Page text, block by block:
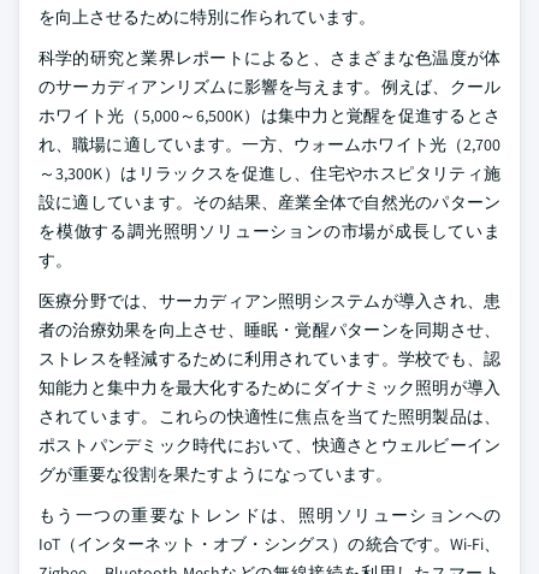
を向上させるために特別に作られています。
科学的研究と業界レポートによると、さまざまな色温度が体
のサーカディアンリズムに影響を与えます。例えば、クール
ホワイト光（5,000～6,500K）は集中力と覚醒を促進するとさ
れ、職場に適しています。一方、ウォームホワイト光（2,700
～3,300K）はリラックスを促進し、住宅やホスピタリティ施
設に適しています。その結果、産業全体で自然光のパターン
を模倣する調光照明ソリューションの市場が成長していま
す。
医療分野では、サーカディアン照明システムが導入され、患
者の治療効果を向上させ、睡眠・覚醒パターンを同期させ、
ストレスを軽減するために利用されています。学校でも、認
知能力と集中力を最大化するためにダイナミック照明が導入
されています。これらの快適性に焦点を当てた照明製品は、
ポストパンデミック時代において、快適さとウェルビーイン
グが重要な役割を果たすようになっています。
もう一つの重要なトレンドは、照明ソリューションへの
IoT（インターネット・オブ・シングス）の統合です。Wi-Fi、